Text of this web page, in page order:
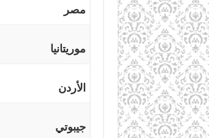
مصر
موريتانيا
الأردن
جيبوتي